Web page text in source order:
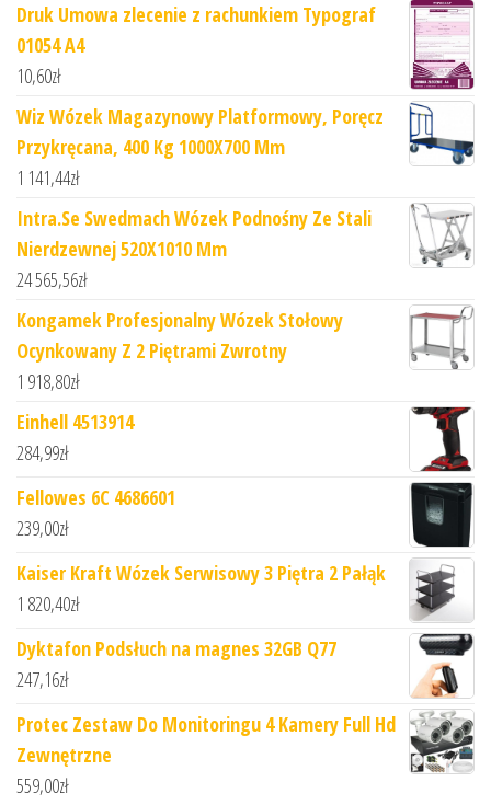
Druk Umowa zlecenie z rachunkiem Typograf
01054 A4
10,60zł
Wiz Wózek Magazynowy Platformowy, Poręcz
Przykręcana, 400 Kg 1000X700 Mm
1 141,44zł
Intra.Se Swedmach Wózek Podnośny Ze Stali
Nierdzewnej 520X1010 Mm
24 565,56zł
Kongamek Profesjonalny Wózek Stołowy
Ocynkowany Z 2 Piętrami Zwrotny
1 918,80zł
Einhell 4513914
284,99zł
Fellowes 6C 4686601
239,00zł
Kaiser Kraft Wózek Serwisowy 3 Piętra 2 Pałąk
1 820,40zł
Dyktafon Podsłuch na magnes 32GB Q77
247,16zł
Protec Zestaw Do Monitoringu 4 Kamery Full Hd
Zewnętrzne
559,00zł